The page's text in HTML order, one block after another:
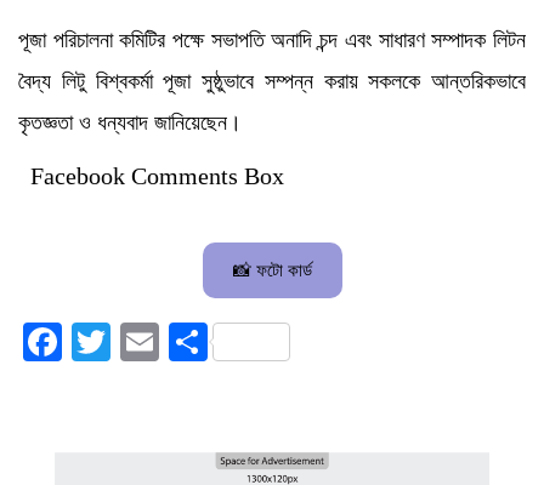
পূজা পরিচালনা কমিটির পক্ষে সভাপতি অনাদি চন্দ এবং সাধারণ সম্পাদক লিটন
বৈদ্য লিটু বিশ্বকর্মা পূজা সুষ্ঠুভাবে সম্পন্ন করায় সকলকে আন্তরিকভাবে
কৃতজ্ঞতা ও ধন্যবাদ জানিয়েছেন।
Facebook Comments Box
📸 ফটো কার্ড
Facebook
Twitter
EmailShare